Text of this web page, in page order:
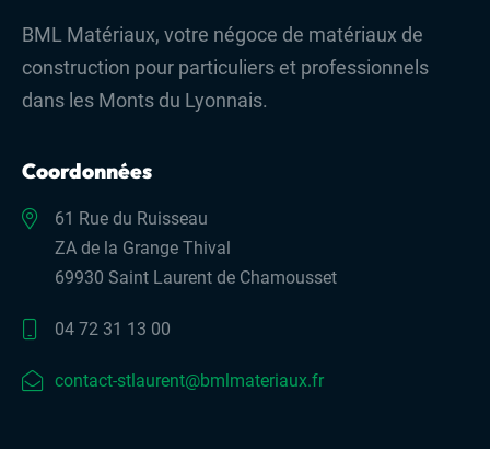
BML Matériaux, votre négoce de matériaux de
construction pour particuliers et professionnels
dans les Monts du Lyonnais.
Coordonnées
61 Rue du Ruisseau
ZA de la Grange Thival
69930 Saint Laurent de Chamousset
04 72 31 13 00
contact-stlaurent@bmlmateriaux.fr